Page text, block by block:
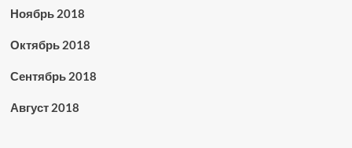
Ноябрь 2018
Октябрь 2018
Сентябрь 2018
Август 2018